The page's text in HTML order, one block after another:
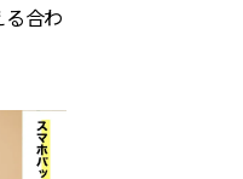
る合わ
約指輪＆結婚指輪を公開 |